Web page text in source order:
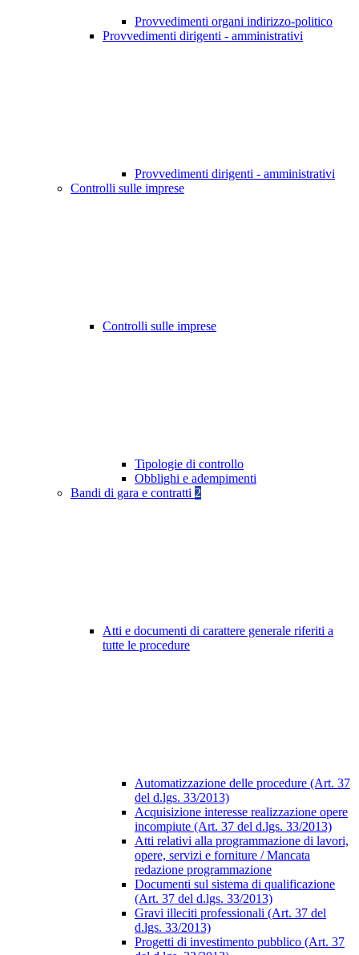
Provvedimenti organi indirizzo-politico
Provvedimenti dirigenti - amministrativi
Provvedimenti dirigenti - amministrativi
Controlli sulle imprese
Controlli sulle imprese
Tipologie di controllo
Obblighi e adempimenti
Bandi di gara e contratti 2
Atti e documenti di carattere generale riferiti a
tutte le procedure
Automatizzazione delle procedure (Art. 37
del d.lgs. 33/2013)
Acquisizione interesse realizzazione opere
incompiute (Art. 37 del d.lgs. 33/2013)
Atti relativi alla programmazione di lavori,
opere, servizi e forniture / Mancata
redazione programmazione
Documenti sul sistema di qualificazione
(Art. 37 del d.lgs. 33/2013)
Gravi illeciti professionali (Art. 37 del
d.lgs. 33/2013)
Progetti di investimento pubblico (Art. 37